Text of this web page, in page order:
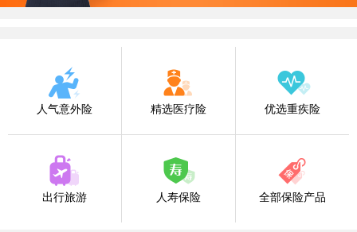
人气意外险 精选医疗险 优选重疾险
出行旅游 人寿保险 全部保险产品